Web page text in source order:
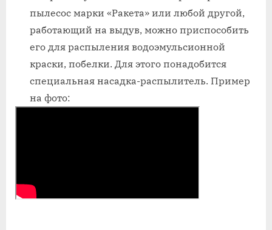
пылесос марки «Ракета» или любой другой,
работающий на выдув, можно приспособить
его для распыления водоэмульсионной
краски, побелки. Для этого понадобится
специальная насадка-распылитель. Пример
на фото: